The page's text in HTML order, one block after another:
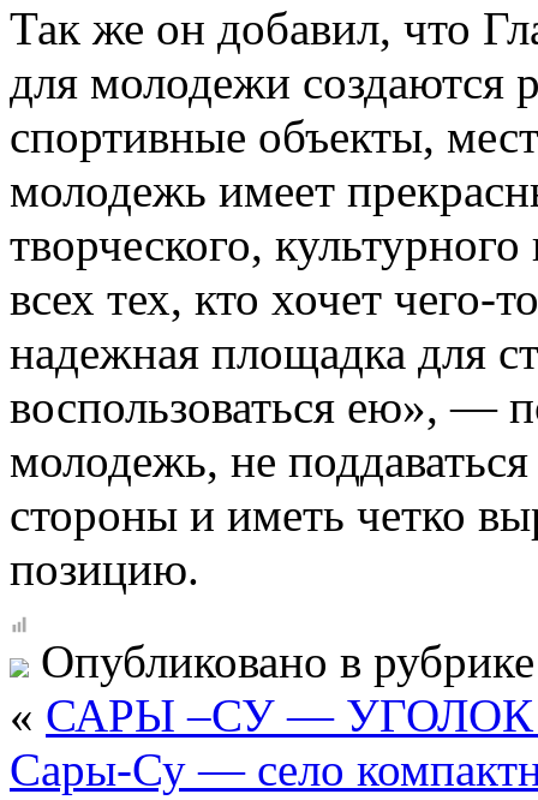
Так же он добавил, что
для молодежи создаются
спортивные объекты,
молодежь имеет
творческого,
всех тех, кто хочет чего-
надежная площадка для
воспользоваться ею», —
молодежь, не
стороны и иметь четко
позицию.
Опубликовано в
« САРЫ –СУ —
Сары-Су — село